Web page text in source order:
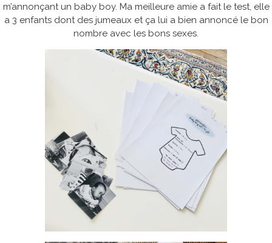
m’annonçant un baby boy. Ma meilleure amie a fait le test, elle
a 3 enfants dont des jumeaux et ça lui a bien annoncé le bon
nombre avec les bons sexes.